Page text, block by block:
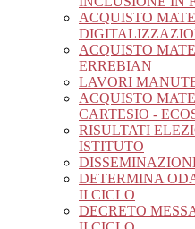
ACQUISTO
ACQUISTO
ERREBIAN
LAVORI
ACQUISTO
CARTESIO -
RISULTATI
ISTITUTO
DETERMINA
II CICLO
DECRETO